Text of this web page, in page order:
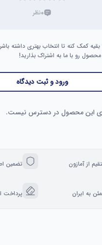
۰نظر
بقیه کمک کنه تا انتخاب بهتری داشته
رو با ما به اشتراک بذارید!
ورود و ثبت دیدگاه
این محصول در دسترس نیست.
از آمازون تضمین
به ایران پرداخت